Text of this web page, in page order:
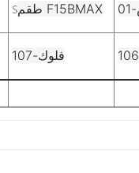
S طقم F15BMAX
فلوك-107